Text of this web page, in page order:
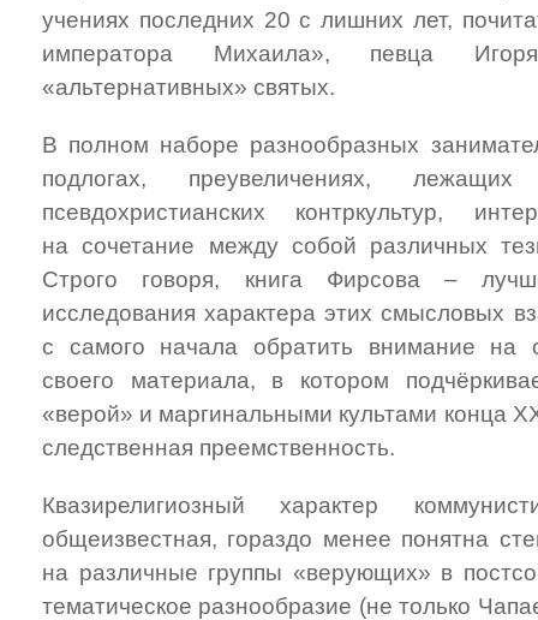
учениях последних 20 с лишних лет,
императора Михаила», певца
«альтернативных» святых.
В полном наборе разнообразных
подлогах, преувеличениях,
псевдохристианских контркультур,
на сочетание между собой различных
Строго говоря, книга Фирсова –
исследования характера этих смысловых
с самого начала обратить внимание на
своего материала, в котором
«верой» и маргинальными культами конца
следственная преемственность.
Квазирелигиозный характер
общеизвестная, гораздо менее понятна
на различные группы «верующих» в
тематическое разнообразие (не только